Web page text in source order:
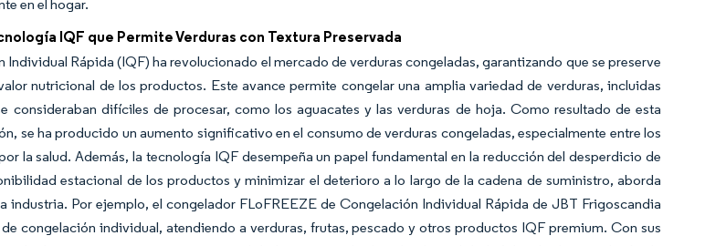
en el hogar.
IQF que Permite Verduras con Textura Preservada
Rápida (IQF) ha revolucionado el mercado de verduras congeladas, garantizando que se preserve
nutricional de los productos. Este avance permite congelar una amplia variedad de verduras, incluidas
consideraban difíciles de procesar, como los aguacates y las verduras de hoja. Como resultado de esta
se ha producido un aumento significativo en el consumo de verduras congeladas, especialmente entre los
la salud. Además, la tecnología IQF desempeña un papel fundamental en la reducción del desperdicio de
estacional de los productos y minimizar el deterioro a lo largo de la cadena de suministro, aborda
industria. Por ejemplo, el congelador FLoFREEZE de Congelación Individual Rápida de JBT Frigoscandia
congelación individual, atendiendo a verduras, frutas, pescado y otros productos IQF premium. Con sus